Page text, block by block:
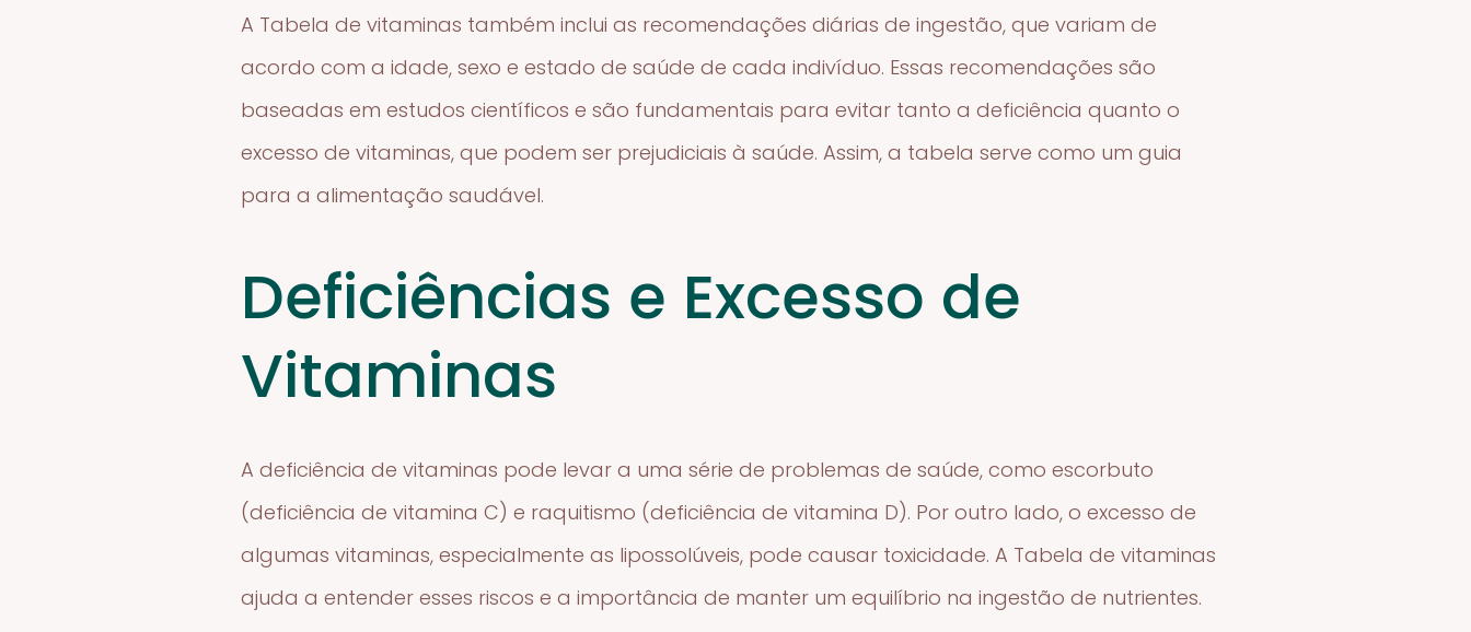
A Tabela de vitaminas também inclui as recomendações diárias de ingestão, que variam de
acordo com a idade, sexo e estado de saúde de cada indivíduo. Essas recomendações são
baseadas em estudos científicos e são fundamentais para evitar tanto a deficiência quanto o
excesso de vitaminas, que podem ser prejudiciais à saúde. Assim, a tabela serve como um guia
para a alimentação saudável.
Deficiências e Excesso de
Vitaminas
A deficiência de vitaminas pode levar a uma série de problemas de saúde, como escorbuto
(deficiência de vitamina C) e raquitismo (deficiência de vitamina D). Por outro lado, o excesso de
algumas vitaminas, especialmente as lipossolúveis, pode causar toxicidade. A Tabela de vitaminas
ajuda a entender esses riscos e a importância de manter um equilíbrio na ingestão de nutrientes.